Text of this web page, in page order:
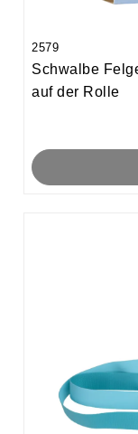
2579
Schwalbe
auf der Rolle